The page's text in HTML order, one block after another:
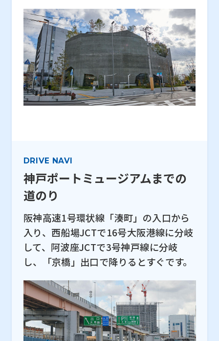
DRIVE NAVI
神戸ポートミュージアムまでの
道のり
阪神高速1号環状線「湊町」の入口から
入り、西船場JCTで16号大阪港線に分岐
して、阿波座JCTで3号神戸線に分岐
し、「京橋」出口で降りるとすぐです。
ート